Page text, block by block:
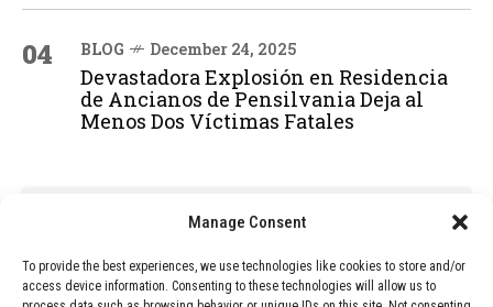
Manage Consent
To provide the best experiences, we use technologies like cookies to store and/or
access device information. Consenting to these technologies will allow us to
04 BLOG December 24, 2025
Devastadora Explosión en Residencia
de Ancianos de Pensilvania Deja al
Menos Dos Víctimas Fatales